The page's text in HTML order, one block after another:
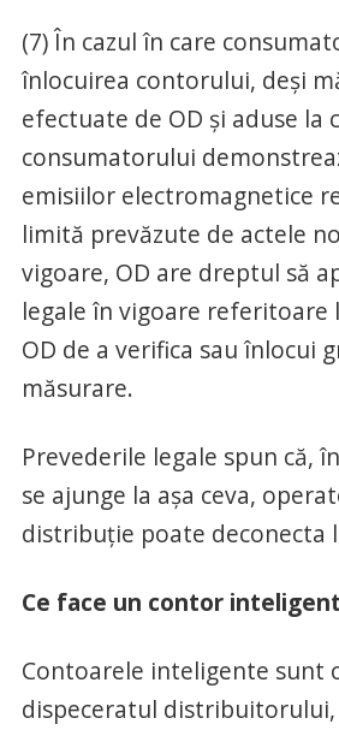
(7) În cazul în care
înlocuirea contorului, deși
efectuate de OD și aduse la
consumatorului
emisiilor electromagnetice
limită prevăzute de actele
vigoare, OD are dreptul să
legale în vigoare referitoare
OD de a verifica sau înlocui
măsurare.
Prevederile legale spun că,
se ajunge la aşa ceva,
distribuţie poate deconecta
Ce face un contor inteligent
Contoarele inteligente sunt
dispeceratul